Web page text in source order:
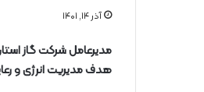
آذر ۱۴, ۱۴۰۱
مدیرعامل شرکت گاز
هدف مدیریت انرژی و